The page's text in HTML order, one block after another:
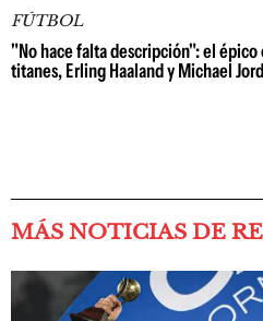
FÚTBOL
"No hace falta descripción": el
titanes, Erling Haaland y Michael
MÁS NOTICIAS DE